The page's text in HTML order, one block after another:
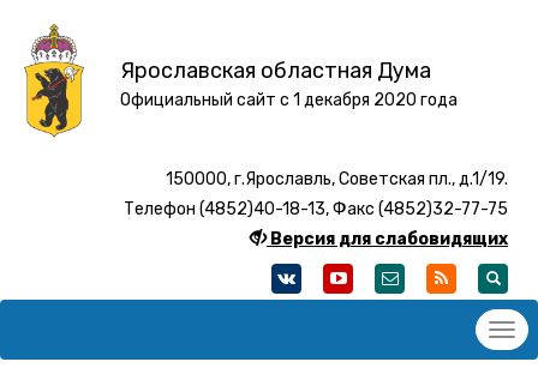
Ярославская областная Дума
Официальный сайт с 1 декабря 2020 года
150000, г.Ярославль, Советская пл., д.1/19.
Телефон (4852)40-18-13, Факс (4852)32-77-75
Версия для слабовидящих